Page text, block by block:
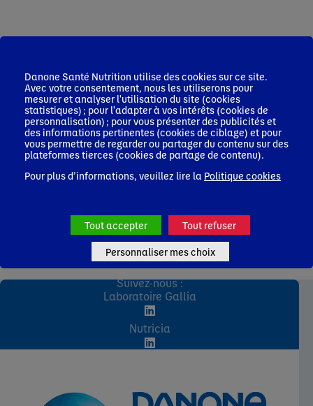
Suivez-nous :
Laboratoire Gallia
Nutricia
Danone Santé Nutrition utilise des cookies sur ce site.
Avec votre consentement, nous les utiliserons pour
mesurer et analyser l'utilisation du site (cookies
statistiques) ; pour l'adapter à vos intérêts (cookies de
personnalisation) ; pour vous présenter des publicités et
des informations pertinentes (cookies de ciblage) et pour
vous permettre de regarder ou partager du contenu sur des
plateformes tierces (cookies de partage de contenu).
Pour plus d’informations, veuillez lire la Politique cookies
Tout accepter Tout refuser
Personnaliser mes choix